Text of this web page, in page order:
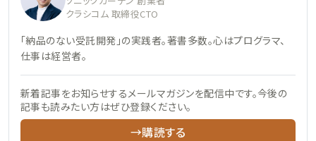
クラシコム 取締役CTO
「納品のない受託開発」の実践者。著書多数。心はプログラマ、
仕事は経営者。
新着記事をお知らせするメールマガジンを配信中です。今後の
記事も読みたい方はぜひ登録ください。
→購読する